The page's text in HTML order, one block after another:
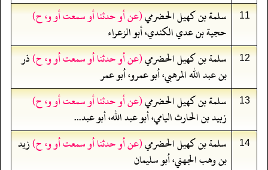
11 سلمة بن كهيل الحضرمي(عن أو حدثنا أو سمعت أو و، ح)
حجية بن عدي الكندي، أبو الزعراء
12 سلمة بن كهيل الحضرمي(عن أو حدثنا أو سمعت أو و، ح)ذر
بن عبد الله المرهبي، أبو عمرو، أبو عمر
13 سلمة بن كهيل الحضرمي(عن أو حدثنا أو سمعت أو و، ح)
زبيد بن الحارث اليامي، أبو عبد الله، أبو عبد...
14 سلمة بن كهيل الحضرمي(عن أو حدثنا أو سمعت أو و، ح)زيد
بن وهب الجهني، أبو سليمان